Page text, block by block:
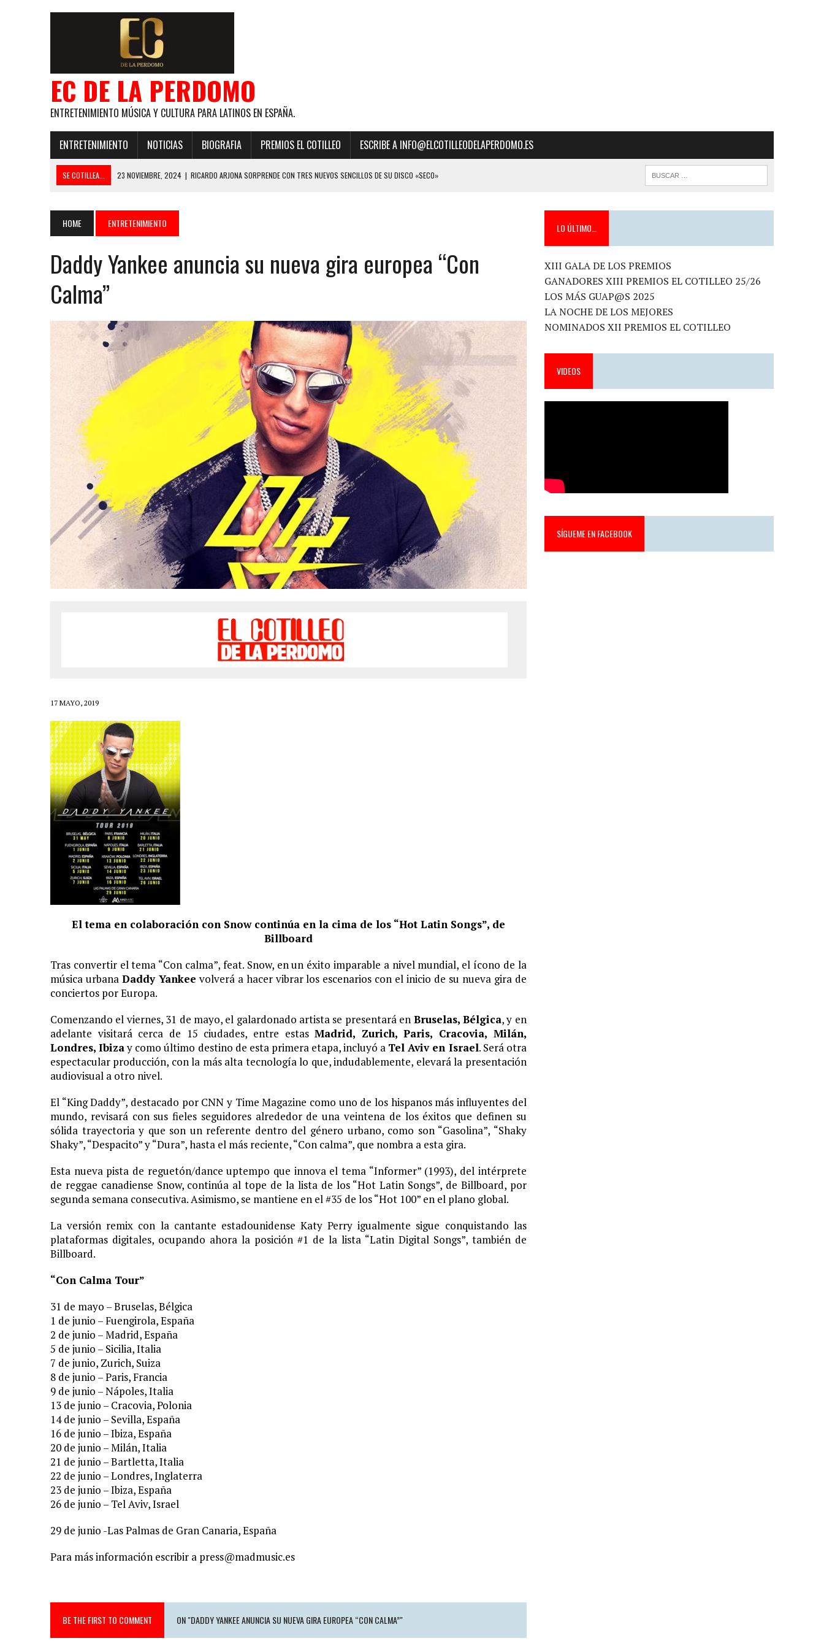
EC DE LA PERDOMO
ENTRETENIMIENTO MÚSICA Y CULTURA PARA LATINOS EN ESPAÑA.
ENTRETENIMIENTO NOTICIAS BIOGRAFIA PREMIOS EL COTILLEO ESCRIBE A INFO@ELCOTILLEODELAPERDOMO.ES
SE COTILLEA... 23 NOVIEMBRE, 2024 | RICARDO ARJONA SORPRENDE CON TRES NUEVOS SENCILLOS DE SU DISCO «SECO»
21 NOVIEMBRE, 2023 | ESLABON ARMADO SE LLEVA A CASA EL PREMIO BILLBOARD DE LA MÚSICA 2023 A “MEJOR CANCIÓN LATINA” POR SU ÉXITO
GLOBAL ELLA BAILA SOLA
31 MARZO, 2023
GRUPO NICHE ANUNCIA SUS FECHAS EN EUROPA
6 MARZO, 2023
31 ENERO, 2023 |
FOTOS X GALA DE PREMIOS EL COTILLEO 2023
30 ENERO, 2023
|
ALFOMBRA ROJA
29 ENERO, 2023
FRANCY “LA REINA DE LA CANTINA” INVITADA SORPRESA EN LA X GALA DE LOS PREMIOS EL COTILLEO
29 ENERO, 2023
13 DICIEMBRE, 2022
NOMINADOS X GALA PREMIOS EL COTILLEO 2023
28 ABRIL, 2022
NOA SÁNCHEZ “LA MUÑEKA” PRESENTA SU DESBARATE!
20 ABRIL, 2022
“AHORA QUE TE VAS” LO NUEVO DE FRANCY LA REINA DE LA CANTINA!
10 ABRIL, 2022
ANDY RIVERA ACTÚA EL 29 DE ABRIL EN MADRID!
30 ENERO, 2022
LOS MEJORES VESTIDOS DE LA GALA
30 ENERO, 2022 | IX GALA LOS QUE GANARON!
5 FEBRERO, 2021 |
ESTE LUNES, 15 DE FEBRERO A LAS 10 AM EN EL CANAL DE SANDRA LORENA PERDOMO EN YOUTUBE, «EL COTILLEO DE LA PERDOMO
1 FEBRERO, 2021
| EL COTILLEO 01/02/2021
30 OCTUBRE, 2020
25 OCTUBRE, 2020 | EL COTILLEO 26/10/2020
18 OCTUBRE, 2020 | EL COTILLEO 19/10/2020
12 OCTUBRE, 2020 | EL COTILLEO 12/10/2020
6 SEPTIEMBRE, 2020 |
EL COTILLEO 07/09/2020
26 JULIO, 2020 | EL COTILLEO 27/07/2020
22 JUNIO, 2020 | EL COTILLEO 22/06/2020
11 JUNIO, 2020 | ARJONA CUENTA LA HISTORIA DE ¨LA MAMÁ DE MOISÉS¨.
7 JUNIO, 2020 | EL COTILLEO 08/06/2020
2 FEBRERO, 2026 | XIII GALA DE LOS PREMIOS
1 FEBRERO, 2026 | GANADORES XIII PREMIOS EL COTILLEO 25/26
3 FEBRERO, 2025
| LOS MÁS GUAP@S 2025
23 NOVIEMBRE, 2024 | PREMIOS EL COTILLEO 24-25
28 ENERO, 2024 | LOS ARTISTAS INVITADOS
HOME ENTRETENIMIENTO
Daddy Yankee anuncia su nueva gira europea “Con
Calma”
17 MAYO, 2019
El tema en colaboración con Snow continúa en la cima de los “Hot Latin Songs”, de
Billboard
Tras convertir el tema “Con calma”, feat. Snow, en un éxito imparable a nivel mundial, el ícono de la
música urbana Daddy Yankee volverá a hacer vibrar los escenarios con el inicio de su nueva gira de
conciertos por Europa.
Comenzando el viernes, 31 de mayo, el galardonado artista se presentará en Bruselas, Bélgica, y en
adelante visitará cerca de 15 ciudades, entre estasMadrid, Zurich, Paris, Cracovia, Milán,
Londres, Ibizay como último destino de esta primera etapa, incluyó a Tel Aviv en Israel. Será otra
espectacular producción, con la más alta tecnología lo que, indudablemente, elevará la presentación
audiovisual a otro nivel.
El “King Daddy”, destacado por CNN y Time Magazine como uno de los hispanos más influyentes del
mundo, revisará con sus fieles seguidores alrededor de una veintena de los éxitos que definen su
sólida trayectoria y que son un referente dentro del género urbano, como son “Gasolina”, “Shaky
Shaky”, “Despacito” y “Dura”, hasta el más reciente, “Con calma”, que nombra a esta gira.
Esta nueva pista de reguetón/dance uptempo que innova el tema “Informer” (1993), del intérprete
de reggae canadiense Snow, continúa al tope de la lista de los “Hot Latin Songs”, de Billboard, por
segunda semana consecutiva. Asimismo, se mantiene en el #35 de los “Hot 100” en el plano global.
La versión remix con la cantante estadounidense Katy Perry igualmente sigue conquistando las
plataformas digitales, ocupando ahora la posición #1 de la lista “Latin Digital Songs”, también de
Billboard.
“Con Calma Tour”
31 de mayo – Bruselas, Bélgica
1 de junio – Fuengirola, España
2 de junio – Madrid, España
5 de junio – Sicilia, Italia
7 de junio, Zurich, Suiza
8 de junio – Paris, Francia
9 de junio – Nápoles, Italia
13 de junio – Cracovia, Polonia
14 de junio – Sevilla, España
16 de junio – Ibiza, España
20 de junio – Milán, Italia
21 de junio – Bartletta, Italia
22 de junio – Londres, Inglaterra
23 de junio – Ibiza, España
26 de junio – Tel Aviv, Israel
29 de junio -Las Palmas de Gran Canaria, España
Para más información escribir a press@madmusic.es
BE THE FIRST TO COMMENT ON "DADDY YANKEE ANUNCIA SU NUEVA GIRA EUROPEA “CON CALMA”"
LO ÚLTIMO…
XIII GALA DE LOS PREMIOS
GANADORES XIII PREMIOS EL COTILLEO 25/26
LOS MÁS GUAP@S 2025
LA NOCHE DE LOS MEJORES
NOMINADOS XII PREMIOS EL COTILLEO
VIDEOS
SÍGUEME EN FACEBOOK